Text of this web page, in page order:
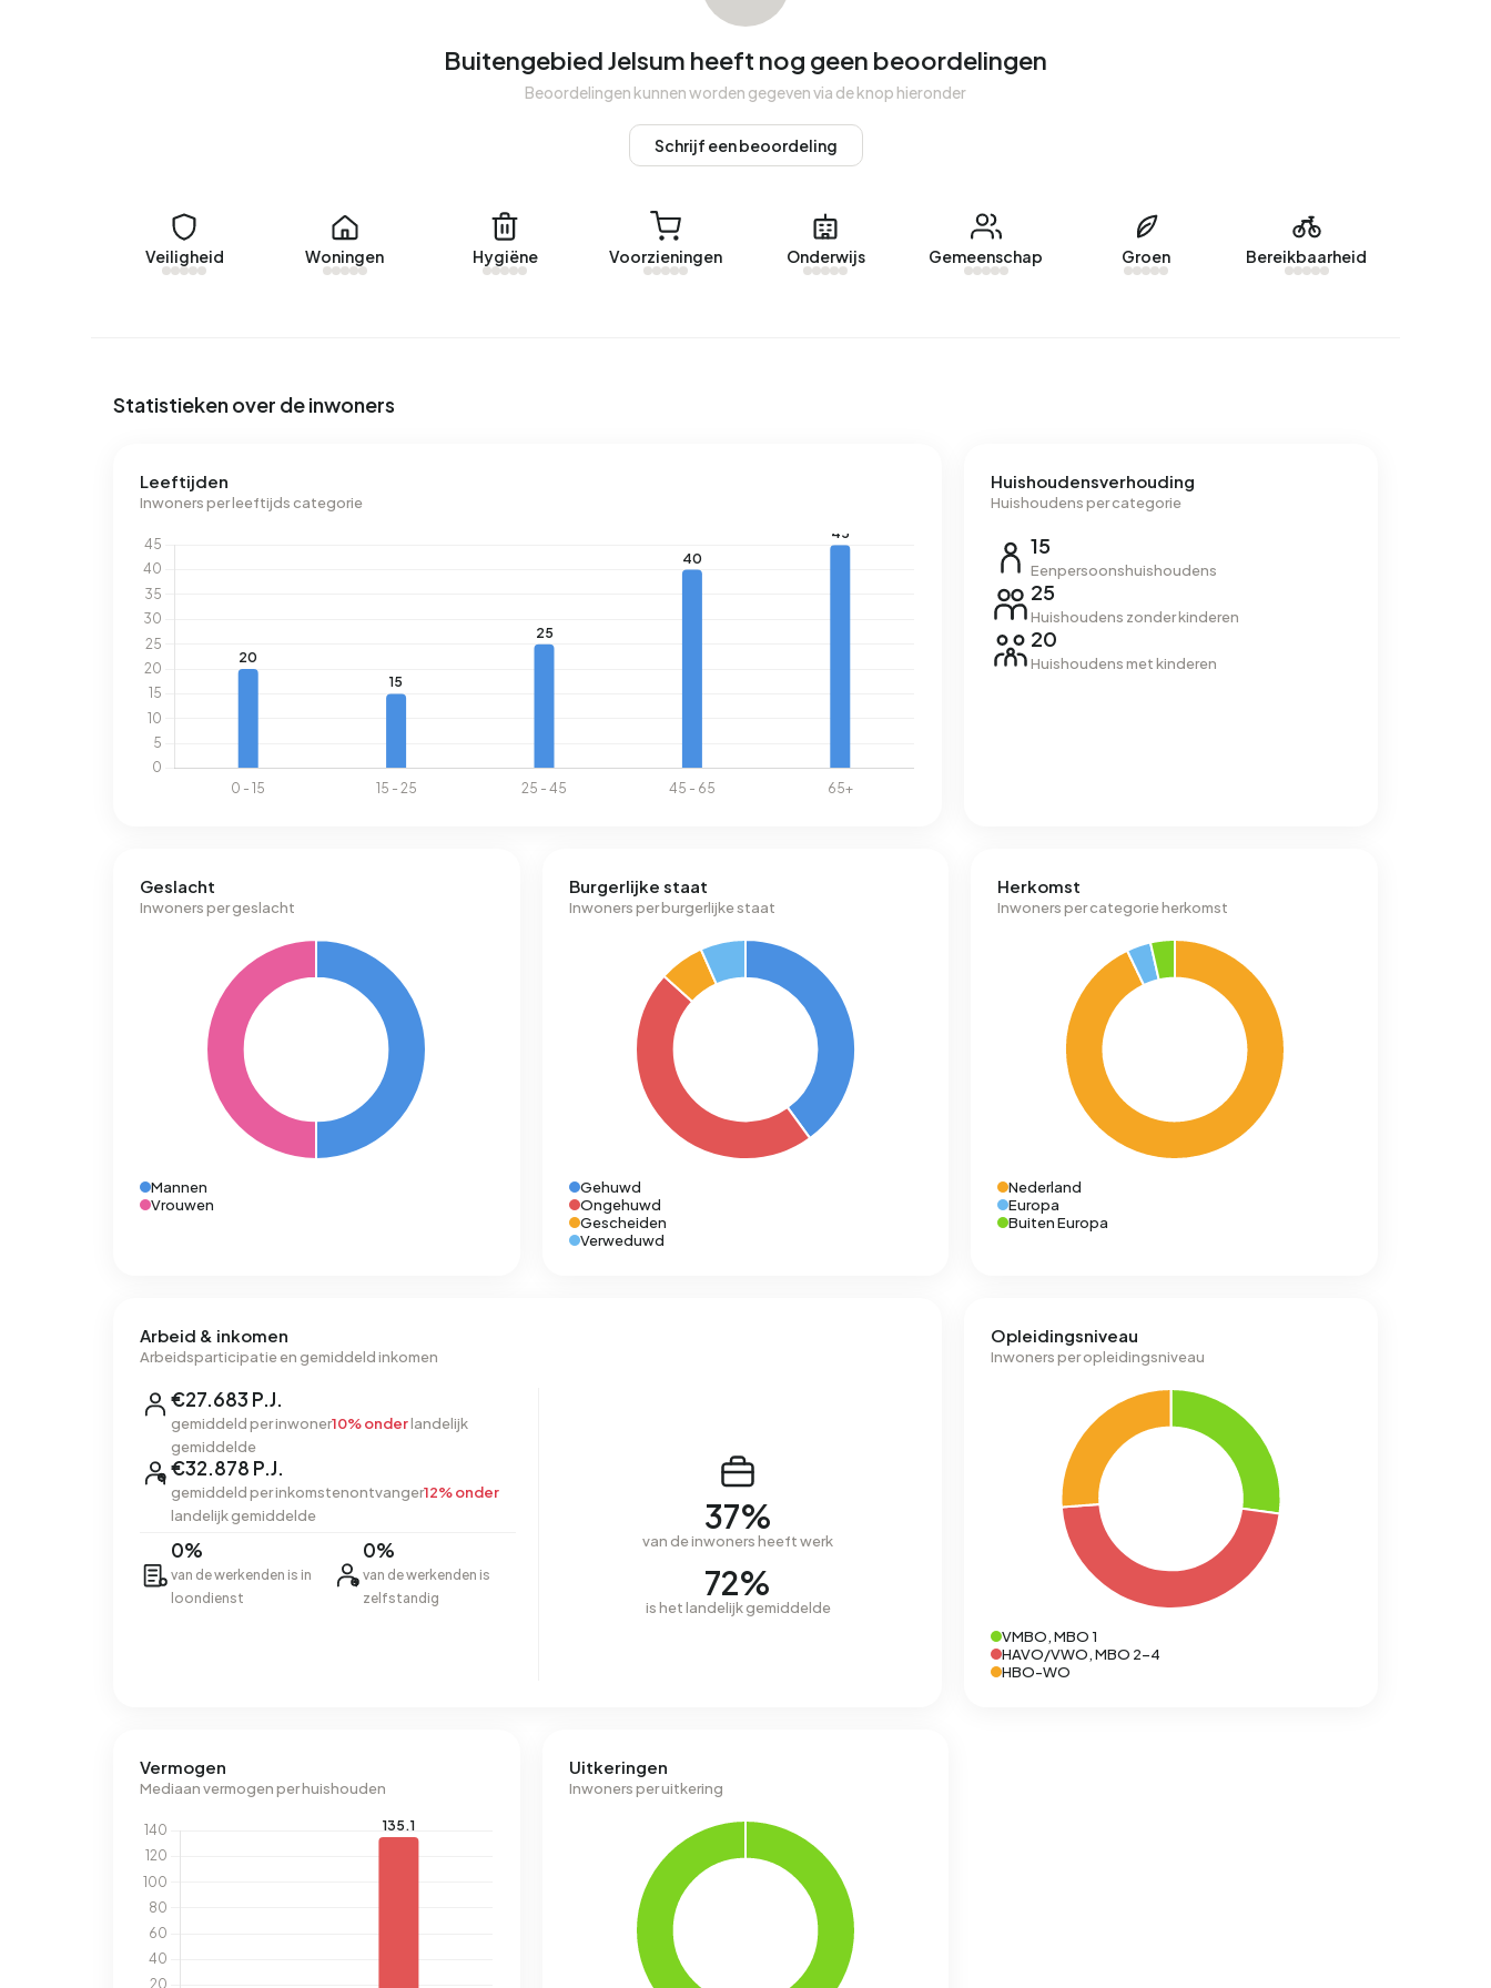
Momenteel zijn er geen woningen te huur in Buitengebied Jelsum. Afgelopen jaar zijn er geen woningen
Geen recente verhuurdata beschikbaar voor Buitengebied Jelsum.
Energie
In Buitengebied Jelsum zijn er 65 adressen met een geregistreerd energielabel. De meest voorkomende
labels zijn G (54%), F (11%) en C (9%). Gemiddeld verbruikt een adres in Buitengebied Jelsum 2.811 kWh aan
Buitengebied Jelsum heeft nog geen beoordelingen
Beoordelingen kunnen worden gegeven via de knop hieronder
Schrijf een beoordeling
Veiligheid Woningen Hygiëne Voorzieningen Onderwijs Gemeenschap Groen Bereikbaarheid
Statistieken over de inwoners
Leeftijden
Inwoners per leeftijds categorie
Huishoudensverhouding
Huishoudens per categorie
15
Eenpersoonshuishoudens
25
Huishoudens zonder kinderen
20
Huishoudens met kinderen
Geslacht
Inwoners per geslacht
Mannen
Vrouwen
Burgerlijke staat
Inwoners per burgerlijke staat
Gehuwd
Ongehuwd
Gescheiden
Verweduwd
Herkomst
Inwoners per categorie herkomst
Nederland
Europa
Buiten Europa
Arbeid & inkomen
Arbeidsparticipatie en gemiddeld inkomen
€27.683 P.J.
gemiddeld per inwoner10% onderlandelijk
gemiddelde
€32.878 P.J.
gemiddeld per inkomstenontvanger12% onder
landelijk gemiddelde
0%
van de werkenden is in
loondienst
0%
van de werkenden is
zelfstandig
37%
van de inwoners heeft werk
72%
is het landelijk gemiddelde
Opleidingsniveau
Inwoners per opleidingsniveau
VMBO, MBO 1
HAVO/VWO, MBO 2-4
HBO-WO
Vermogen
Mediaan vermogen per huishouden
Uitkeringen
Inwoners per uitkering